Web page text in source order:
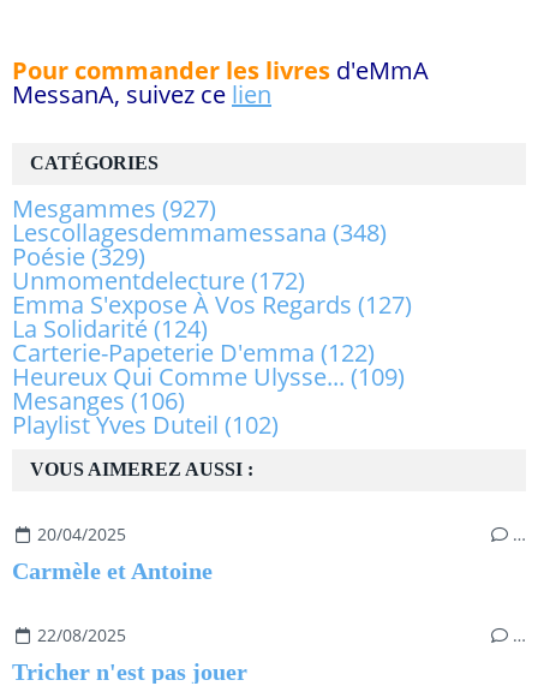
VOUS AIMEREZ AUSSI :
20/04/2025 …
Carmèle et Antoine
22/08/2025 …
Tricher n'est pas jouer
CATÉGORIES
Mesgammes (927)
Lescollagesdemmamessana (348)
Poésie(329)
Unmomentdelecture(172)
Emma S'expose À Vos Regards (127)
La Solidarité(124)
Carterie-Papeterie D'emma (122)
Heureux Qui Comme Ulysse... (109)
Mesanges (106)
Playlist Yves Duteil (102)
Pour commander les livres d'eMmA
MessanA, suivez ce lien